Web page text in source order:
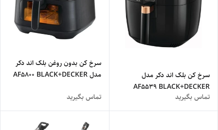
سرخ کن بلک اند دکر مدل
AF5539 BLACK+DECKER
AF5539-B5 Black & Decker
Digital Air Fryer
تماس بگیرید
سرخ کن بدون روغن بلک اند دکر
مدل AF5800 BLACK+DECKER
Digital Air Fryer
تماس بگیرید